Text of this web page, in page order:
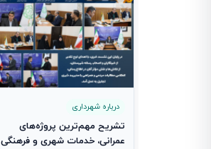
درباره شهرداری
تشریح مهم‌ترین پروژه‌های
عمرانی، خدمات شهری و فرهنگی